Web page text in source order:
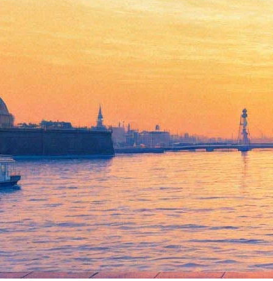
Максимом Кантором.
Презентация романа о
современной России
«Красный свет». Автограф-
сессия.
28 апреля 2013, воскресенье,15.00
Версия для печати
Все книги